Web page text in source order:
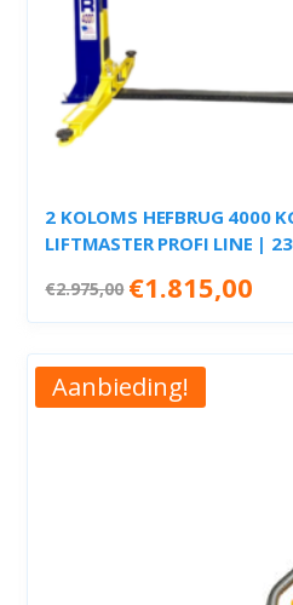
2 KOLOMS HEFBRUG 4000
LIFTMASTER PROFI LINE |
€2.975,00 Oorspronkelijke
prijs
€2.975,00.
€1.815,00
Aanbieding!